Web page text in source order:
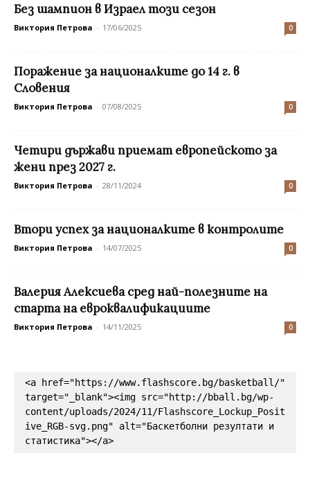
Без шампион в Израел този сезон
Виктория Петрова - 17/06/2025 0
Поражение за националките до 14 г. в
Словения
Виктория Петрова - 07/08/2025 0
Четири държави приемат европейското за
жени през 2027 г.
Виктория Петрова - 28/11/2024 0
Втори успех за националките в контролите
Виктория Петрова - 14/07/2025 0
Валерия Алексиева сред най-полезните на
старта на евроквалификациите
Виктория Петрова - 14/11/2025 0
<a href="https://www.flashscore.bg/basketball/"
target="_blank"><img src="http://bball.bg/wp-
content/uploads/2024/11/Flashscore_Lockup_Posit
ive_RGB-svg.png" alt="Баскетболни резултати и
статистика"></a>